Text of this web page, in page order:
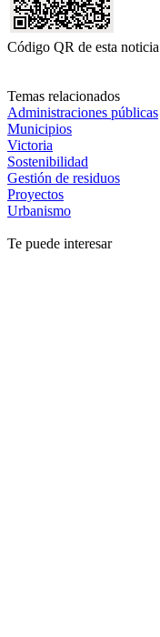
Código QR de esta noticia
Temas relacionados
Administraciones públicas
Municipios
Victoria
Sostenibilidad
Gestión de residuos
Proyectos
Urbanismo
Te puede interesar